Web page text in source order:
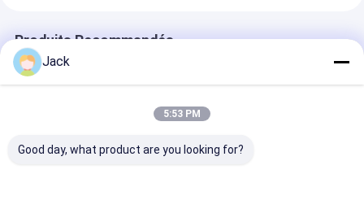
Produits Recommandés
Jack
5:53 PM
Good day, what product are you looking for?